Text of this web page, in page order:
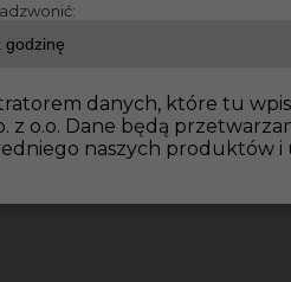
fizyczni Niemcy
danych, które tu
z o.o. Dane będą
naszych produktów i